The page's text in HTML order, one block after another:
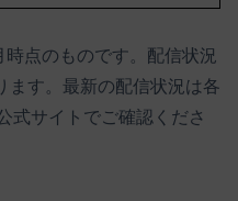
点のものです。配信状況
ます。最新の配信状況は各
式サイトでご確認くださ